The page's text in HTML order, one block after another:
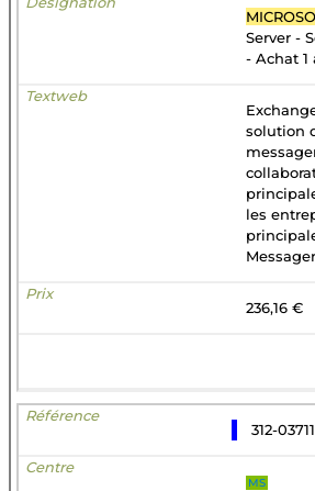
Server -
- Achat 1
solution
les
236,16 €
312-03711
MS